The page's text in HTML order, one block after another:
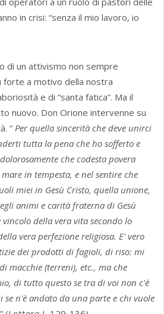
in crisi: “senza il mio lavoro, io
di un attivismo non sempre
forte a motivo della nostra
e di “santa fatica”. Ma il
nuovo. Don Orione intervenne su
“ Per quella sincerità che deve unirci
tutta la pena che ho sofferto e
che codesta povera
in tempesta, e nel sentire che
miei in Gesù Cristo, quella unione,
animi e carità fraterna di Gesù
della vera vita secondo lo
vera perfezione religiosa. E' vero
dei prodotti di fagioli, di riso: mi
macchie (terreni), etc., ma che
di tutto questo se tra di voi non c'è
se n'è andato da una parte e chi vuole